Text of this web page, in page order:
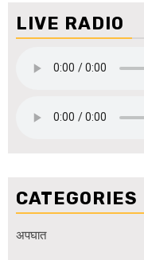
LIVE RADIO
CATEGORIES
अपघात